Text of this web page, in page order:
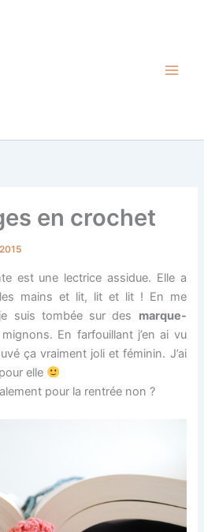
en crochet
est une lectrice assidue. Elle a
mains et lit, lit et lit ! En me
suis tombée sur des marque-
En farfouillant j’en ai vu
ça vraiment joli et féminin. J’ai
elle
pour la rentrée non ?